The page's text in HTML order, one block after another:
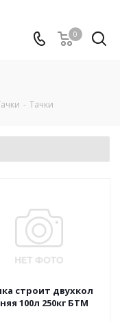
0
- Тачки
строит двухкол
100л 250кг БТМ